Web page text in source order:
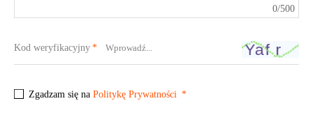
0/500
Kod weryfikacyjny
Zgadzam się naPolitykę Prywatności